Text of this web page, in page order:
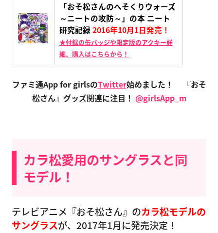
「おそ松さんのへそくりウォーズ
～ニートの攻防～」の本 ニート
研究記録 2016年10月1日発売！
★付録の缶バッジや限定版のアクキー詳
細、購入はこちらから！
ファミ通App for girlsのTwitter始めました！
『おそ
松さん』グッズ関連に注目！ @girlsApp_m
カラ松愛用のサングラスと同
モデル！
テレビアニメ『おそ松さん』のカラ松モデルの
サングラスが、2017年1月に発売決定！